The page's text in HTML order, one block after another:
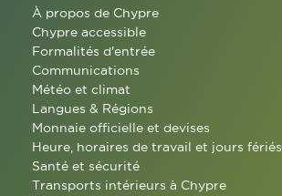
À propos de Chypre
Chypre accessible
Formalités d'entrée
Communications
Météo et climat
Langues & Régions
Monnaie officielle et devises
Heure, horaires de travail et jours fériés
Santé et sécurité
Transports intérieurs à Chypre